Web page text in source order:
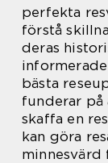
perfekta
förstå
deras
bästa
funderar på
skaffa en
kan göra
minnesvärd